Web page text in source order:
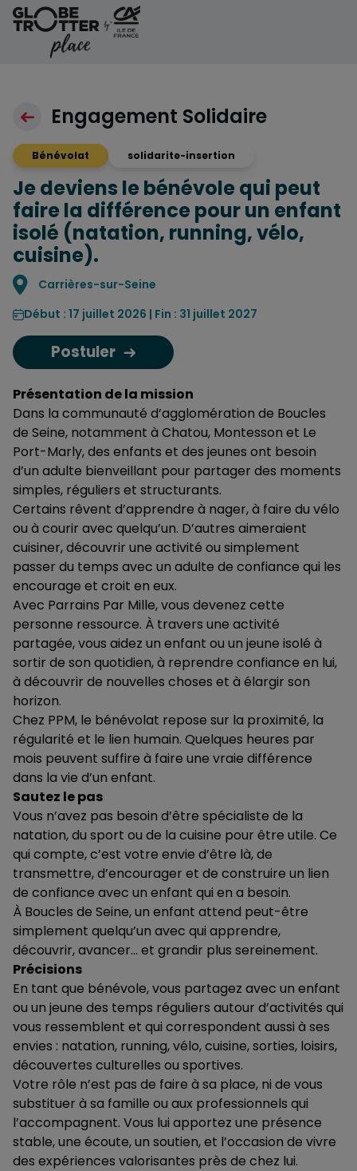
Aller au contenu
Engagement Solidaire
Bénévolat solidarite-insertion
Je deviens le bénévole qui peut
faire la différence pour un enfant
isolé (natation, running, vélo,
cuisine).
Localisation
Carrières-sur-Seine
Début : 17 juillet 2026 | Fin : 31 juillet 2027
Postuler
Présentation de la mission
Dans la communauté d’agglomération de Boucles
de Seine, notamment à Chatou, Montesson et Le
Port-Marly, des enfants et des jeunes ont besoin
d’un adulte bienveillant pour partager des moments
simples, réguliers et structurants.
Certains rêvent d’apprendre à nager, à faire du vélo
ou à courir avec quelqu’un. D’autres aimeraient
cuisiner, découvrir une activité ou simplement
passer du temps avec un adulte de confiance qui les
encourage et croit en eux.
Avec Parrains Par Mille, vous devenez cette
personne ressource. À travers une activité
partagée, vous aidez un enfant ou un jeune isolé à
sortir de son quotidien, à reprendre confiance en lui,
à découvrir de nouvelles choses et à élargir son
horizon.
Chez PPM, le bénévolat repose sur la proximité, la
régularité et le lien humain. Quelques heures par
mois peuvent suffire à faire une vraie différence
dans la vie d’un enfant.
Sautez le pas
Vous n’avez pas besoin d’être spécialiste de la
natation, du sport ou de la cuisine pour être utile. Ce
qui compte, c’est votre envie d’être là, de
transmettre, d’encourager et de construire un lien
de confiance avec un enfant qui en a besoin.
À Boucles de Seine, un enfant attend peut-être
simplement quelqu’un avec qui apprendre,
découvrir, avancer… et grandir plus sereinement.
Précisions
En tant que bénévole, vous partagez avec un enfant
ou un jeune des temps réguliers autour d’activités qui
vous ressemblent et qui correspondent aussi à ses
envies : natation, running, vélo, cuisine, sorties, loisirs,
découvertes culturelles ou sportives.
Votre rôle n’est pas de faire à sa place, ni de vous
substituer à sa famille ou aux professionnels qui
l’accompagnent. Vous lui apportez une présence
stable, une écoute, un soutien, et l’occasion de vivre
des expériences valorisantes près de chez lui.